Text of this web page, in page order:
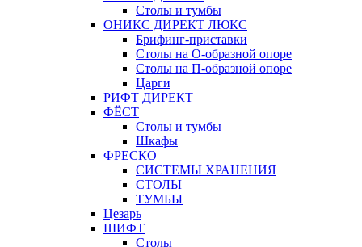
Столы и тумбы
ОНИКС ДИРЕКТ ЛЮКС
Брифинг-приставки
Столы на О-образной опоре
Столы на П-образной опоре
Царги
РИФТ ДИРЕКТ
ФЁСТ
Столы и тумбы
Шкафы
ФРЕСКО
СИСТЕМЫ ХРАНЕНИЯ
СТОЛЫ
ТУМБЫ
Цезарь
ШИФТ
Столы